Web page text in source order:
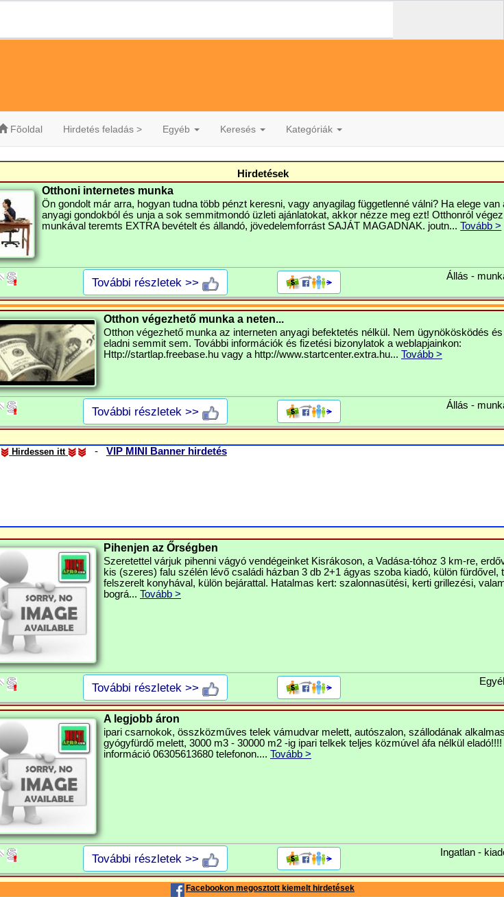
Fõoldal Hirdetés feladás > Egyéb Keresés Kategóriák
Hirdetések
Otthoni internetes munka
Ön gondolt már arra, hogyan tudna több pénzt keresni, vagy anyagilag függetlenné válni? Ha elege van
anyagi gondokból és unja a sok semmitmondó üzleti ajánlatokat, akkor nézze meg ezt! Otthonról
munkával teremts EXTRA bevételt és állandó, jövedelemforrást SAJÁT MAGADNAK. joutn...Tovább >
További részletek >> Állás -
Otthon végezhető munka a neten...
Otthon végezhető munka az interneten anyagi befektetés nélkül. Nem ügynökösködés
eladni semmit sem. További információk és fizetési bizonylatok a weblapjainkon:
Http://startlap.freebase.hu vagy a http://www.startcenter.extra.hu... Tovább >
További részletek >> Állás -
Hirdessen itt - VIP MINI Banner hirdetés
Pihenjen az Őrségben
Szeretettel várjuk pihenni vágyó vendégeinket Kisrákoson, a Vadása-tóhoz 3 km-re,
kis (szeres) falu szélén lévő családi házban 3 db 2+1 ágyas szoba kiadó, külön fürdővel,
felszerelt konyhával, külön bejárattal. Hatalmas kert: szalonnasütési, kerti grillezési,
bográ... Tovább >
További részletek >>
A legjobb áron
ipari csarnokok, összközműves telek vámudvar melett, autószalon, szállodának
gyógyfürdő melett, 3000 m3 - 30000 m2 -ig ipari telkek teljes közmúvel áfa nélkül eladó!!!!
információ 06305613680 telefonon.... Tovább >
További részletek >> Ingatlan -
Facebookon megosztott kiemelt hirdetések